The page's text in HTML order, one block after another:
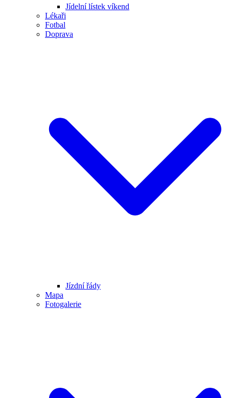
Jídelní lístek víkend
Lékaři
Fotbal
Doprava
Jízdní řády
Mapa
Fotogalerie